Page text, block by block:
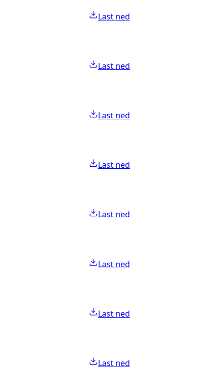
Last ned
Last ned
Last ned
Last ned
Last ned
Last ned
Last ned
Last ned